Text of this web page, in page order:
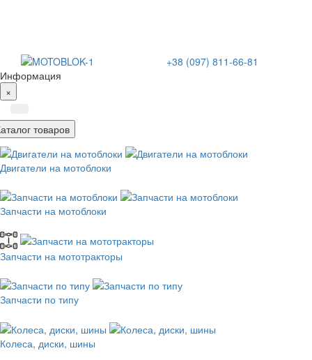
+38 (097) 811-66-81
Информация
×
товаров
Двигатели на мотоблоки
Запчасти на мотоблоки
Запчасти на мототракторы
Запчасти по типу
Колеса, диски, шины